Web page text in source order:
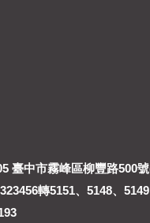
臺中市霧峰區柳豐路500
轉5151、5148、5149